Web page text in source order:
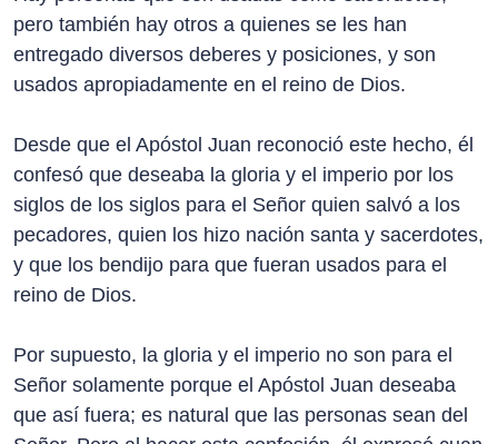
pero también hay otros a quienes se les han
entregado diversos deberes y posiciones, y son
usados apropiadamente en el reino de Dios.
Desde que el Apóstol Juan reconoció este hecho, él
confesó que deseaba la gloria y el imperio por los
siglos de los siglos para el Señor quien salvó a los
pecadores, quien los hizo nación santa y sacerdotes,
y que los bendijo para que fueran usados para el
reino de Dios.
Por supuesto, la gloria y el imperio no son para el
Señor solamente porque el Apóstol Juan deseaba
que así fuera; es natural que las personas sean del